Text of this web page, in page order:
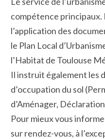
compétence
l’application des
le Plan Local
l’Habitat de Toulouse
Il instruit également les
d’occupation du sol
d’Aménager,
Pour mieux vous
sur rendez-vous, à